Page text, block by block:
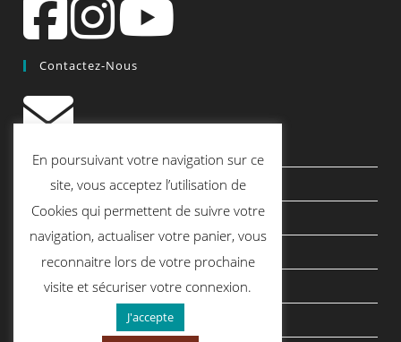
Contactez-Nous
contact@quiscrap.fr
Les Fiches Techniques et les Tutos
Le Blog
Conditions générales de vente
Mentions légales
Politique de confidentialité
En poursuivant votre navigation sur ce
site, vous acceptez l’utilisation de
Cookies qui permettent de suivre votre
navigation, actualiser votre panier, vous
reconnaitre lors de votre prochaine
visite et sécuriser votre connexion.
J'accepte